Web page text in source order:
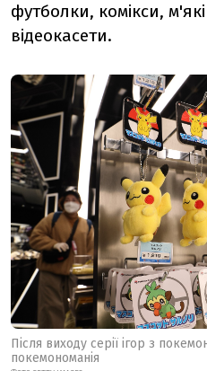
футболки, комікси,
відеокасети.
Після виходу серії ігор з
покемономанія